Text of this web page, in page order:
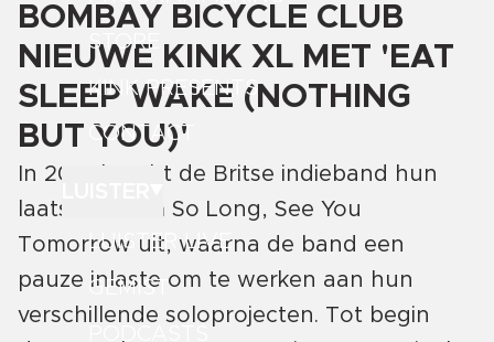
STORE
KINK PRESENTS
CONTACT
LUISTER LIVE
GEMIST
BOMBAY BICYCLE CLUB
NIEUWE KINK XL MET 'EAT
SLEEP WAKE (NOTHING
BUT YOU)'
In 2014 bracht de Britse indieband hun
laatste album So Long, See You
Tomorrow uit, waarna de band een
pauze inlaste om te werken aan hun
verschillende soloprojecten. Tot begin